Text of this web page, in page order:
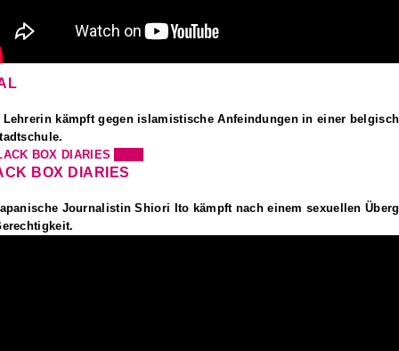
Lehrerin kämpft gegen islamistische Anfeindungen in einer
BOX DIARIES
Journalistin Shiori Ito kämpft nach einem sexuellen